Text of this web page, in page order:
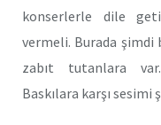
konserlerle dile
vermeli. Burada şimdi
zabıt tutanlara
Baskılara karşı sesimi